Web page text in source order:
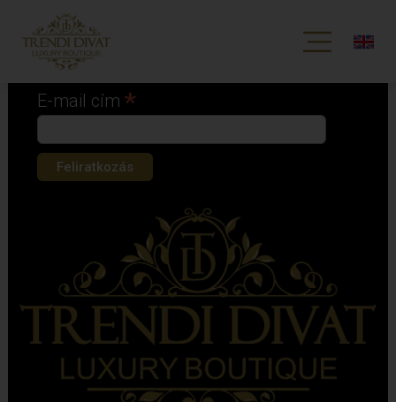
Iratkozz fel hírlevelünkre!
*
E-mail cím*